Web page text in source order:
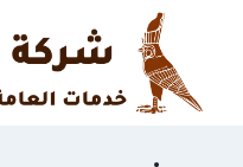
content